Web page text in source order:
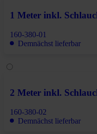
1 Meter inkl.
160-380-01
Demnächst lieferbar
2 Meter inkl.
160-380-02
Demnächst lieferbar